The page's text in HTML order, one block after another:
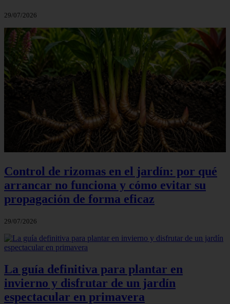
29/07/2026
Control de rizomas en el jardín: por qué
arrancar no funciona y cómo evitar su
propagación de forma eficaz
29/07/2026
La guía definitiva para plantar en
invierno y disfrutar de un jardín
espectacular en primavera